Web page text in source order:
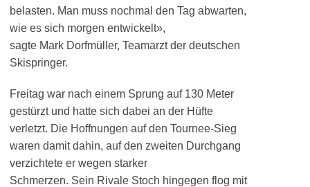
belasten. Man muss nochmal den Tag abwarten,
wie es sich morgen entwickelt»,
sagte Mark Dorfmüller, Teamarzt der deutschen
Skispringer.
Freitag war nach einem Sprung auf 130 Meter
gestürzt und hatte sich dabei an der Hüfte
verletzt. Die Hoffnungen auf den Tournee-Sieg
waren damit dahin, auf den zweiten Durchgang
verzichtete er wegen starker
Schmerzen. Sein Rivale Stoch hingegen flog mit